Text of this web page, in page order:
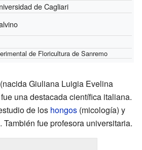
de Cagliari
de Floricultura de Sanremo
(nacida Giuliana Luigia Evelina
una destacada científica italiana.
de los hongos (micología) y
También fue profesora universitaria.